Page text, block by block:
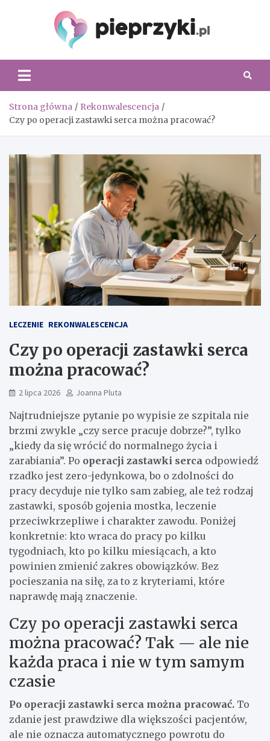
Strona główna
Rekonwalescencja
Czy po operacji zastawki serca można pracować?
LECZENIE REKONWALESCENCJA
Czy po operacji zastawki serca
można pracować?
2 lipca 2026 Joanna Pluta
Najtrudniejsze pytanie po wypisie ze szpitala nie
brzmi zwykle „czy serce pracuje dobrze?”, tylko
„kiedy da się wrócić do normalnego życia i
zarabiania”. Po operacji zastawki serca odpowiedź
rzadko jest zero-jedynkowa, bo o zdolności do
pracy decyduje nie tylko sam zabieg, ale też rodzaj
zastawki, sposób gojenia mostka, leczenie
przeciwkrzepliwe i charakter zawodu. Poniżej
konkretnie: kto wraca do pracy po kilku
tygodniach, kto po kilku miesiącach, a kto
powinien zmienić zakres obowiązków. Bez
pocieszania na siłę, za to z kryteriami, które
naprawdę mają znaczenie.
Czy po operacji zastawki serca
można pracować? Tak — ale nie
każda praca i nie w tym samym
czasie
Po operacji zastawki serca można pracować. To
zdanie jest prawdziwe dla większości pacjentów,
ale nie oznacza automatycznego powrotu do